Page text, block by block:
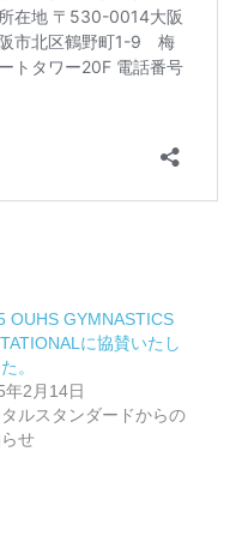
OUHS GYMNASTICS
に協賛いたし
。
年2月14日
ルスタンダードからの
せ